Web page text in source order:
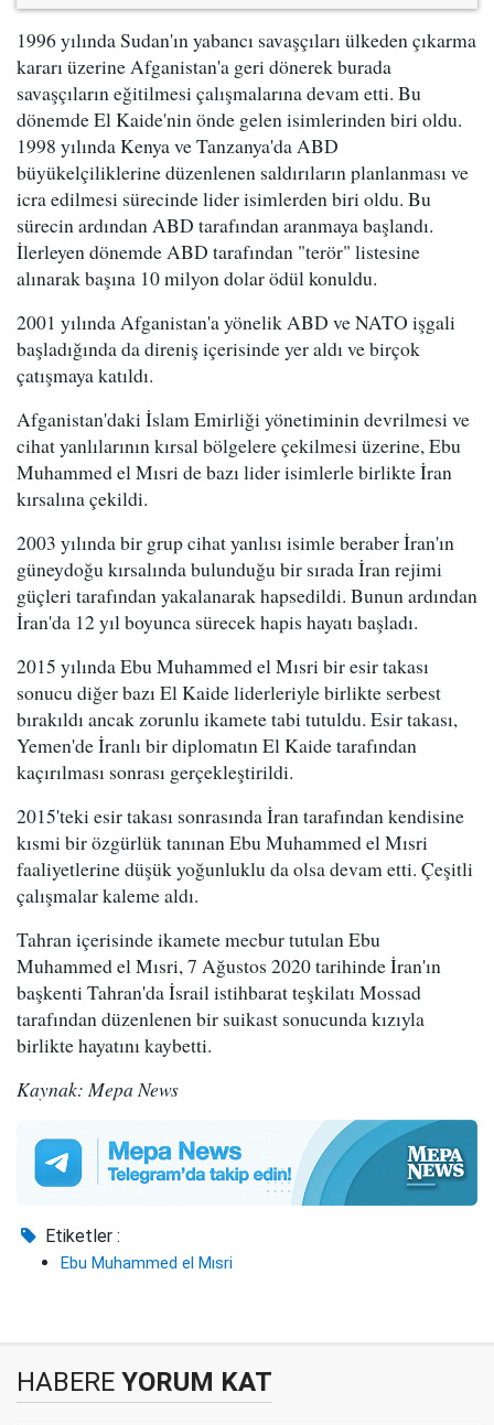
1996 yılında Sudan'ın yabancı savaşçıları ülkeden çıkarma
kararı üzerine Afganistan'a geri dönerek burada
savaşçıların eğitilmesi çalışmalarına devam etti. Bu
dönemde El Kaide'nin önde gelen isimlerinden biri oldu.
1998 yılında Kenya ve Tanzanya'da ABD
büyükelçiliklerine düzenlenen saldırıların planlanması ve
icra edilmesi sürecinde lider isimlerden biri oldu. Bu
sürecin ardından ABD tarafından aranmaya başlandı.
İlerleyen dönemde ABD tarafından "terör" listesine
alınarak başına 10 milyon dolar ödül konuldu.
2001 yılında Afganistan'a yönelik ABD ve NATO işgali
başladığında da direniş içerisinde yer aldı ve birçok
çatışmaya katıldı.
Afganistan'daki İslam Emirliği yönetiminin devrilmesi ve
cihat yanlılarının kırsal bölgelere çekilmesi üzerine, Ebu
Muhammed el Mısri de bazı lider isimlerle birlikte İran
kırsalına çekildi.
2003 yılında bir grup cihat yanlısı isimle beraber İran'ın
güneydoğu kırsalında bulunduğu bir sırada İran rejimi
güçleri tarafından yakalanarak hapsedildi. Bunun ardından
İran'da 12 yıl boyunca sürecek hapis hayatı başladı.
2015 yılında Ebu Muhammed el Mısri bir esir takası
sonucu diğer bazı El Kaide liderleriyle birlikte serbest
bırakıldı ancak zorunlu ikamete tabi tutuldu. Esir takası,
Yemen'de İranlı bir diplomatın El Kaide tarafından
kaçırılması sonrası gerçekleştirildi.
2015'teki esir takası sonrasında İran tarafından kendisine
kısmi bir özgürlük tanınan Ebu Muhammed el Mısri
faaliyetlerine düşük yoğunluklu da olsa devam etti. Çeşitli
çalışmalar kaleme aldı.
Tahran içerisinde ikamete mecbur tutulan Ebu
Muhammed el Mısri, 7 Ağustos 2020 tarihinde İran'ın
başkenti Tahran'da İsrail istihbarat teşkilatı Mossad
tarafından düzenlenen bir suikast sonucunda kızıyla
birlikte hayatını kaybetti.
Kaynak: Mepa News
Etiketler :
Ebu Muhammed el Mısri
HABERE YORUM KAT